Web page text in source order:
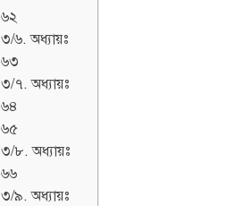
৬২
৩/৬. অধ্যায়ঃ
৬৩
৩/৭. অধ্যায়ঃ
৬৪
৬৫
৩/৮. অধ্যায়ঃ
৬৬
৩/৯. অধ্যায়ঃ